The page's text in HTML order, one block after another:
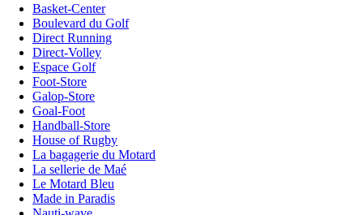
Basket-Center
Boulevard du Golf
Direct Running
Direct-Volley
Espace Golf
Foot-Store
Galop-Store
Goal-Foot
Handball-Store
House of Rugby
La bagagerie du Motard
La sellerie de Maé
Le Motard Bleu
Made in Paradis